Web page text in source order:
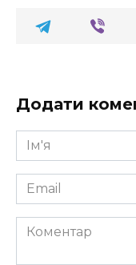
Додати
Ім'я
*
Email
*
Коментар